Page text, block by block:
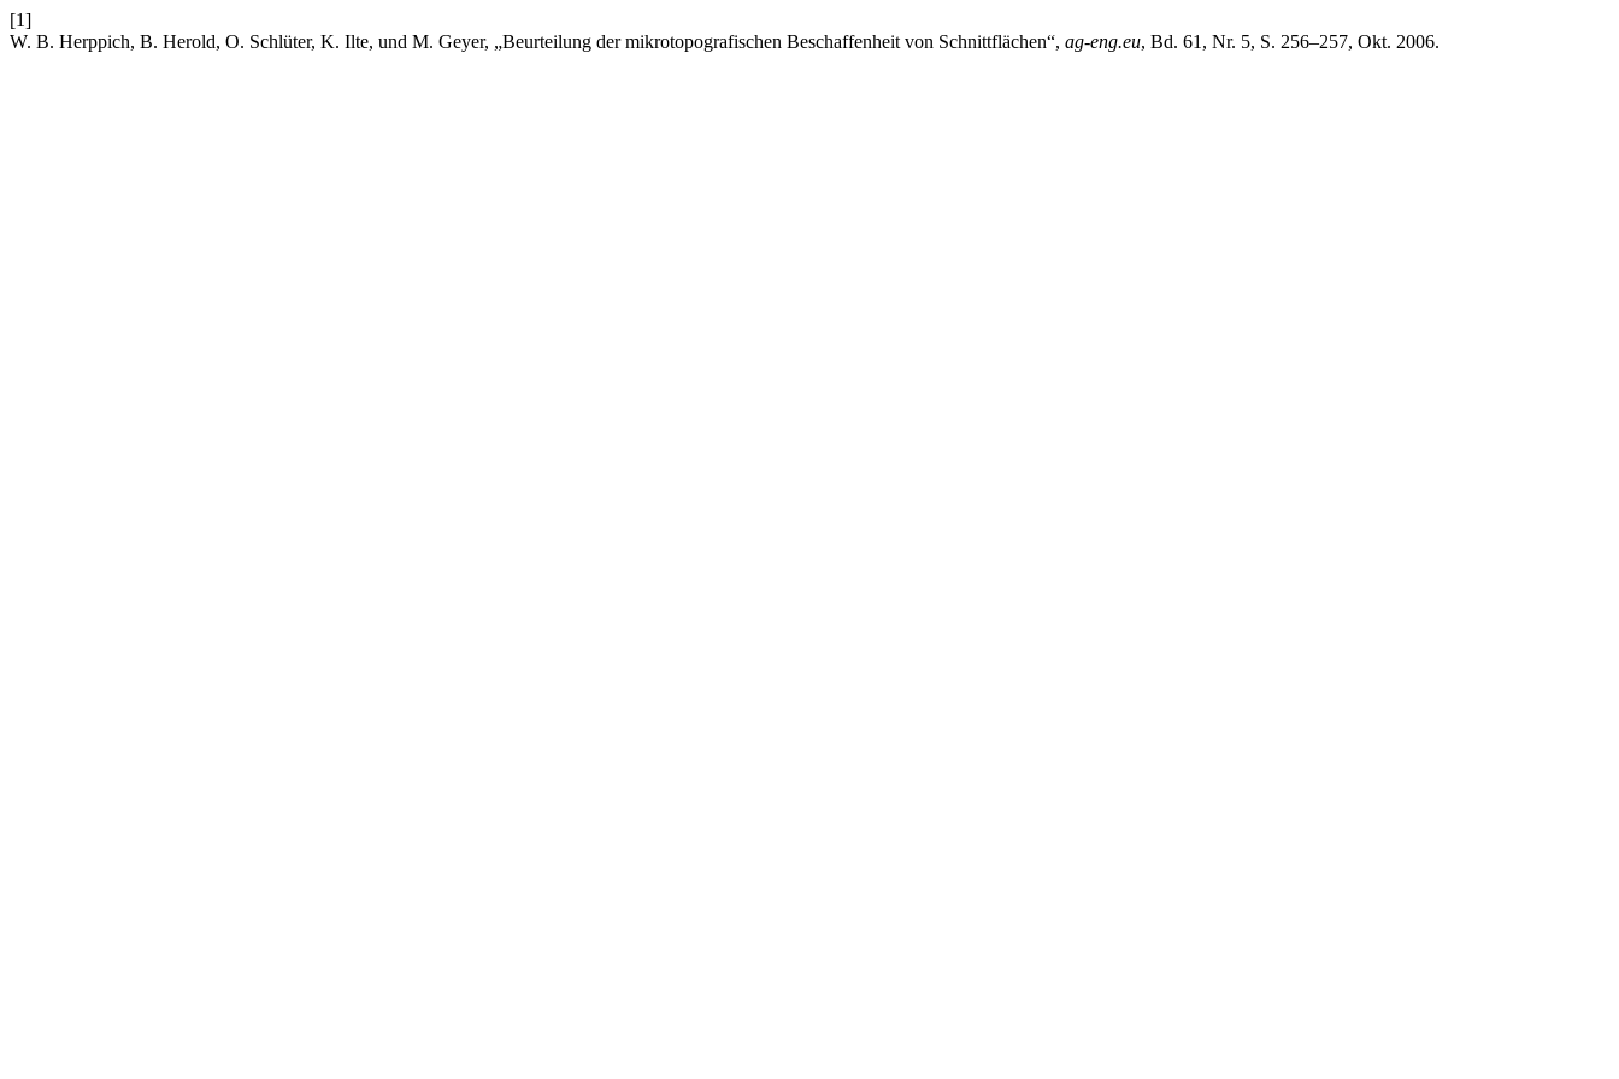
[1]
W. B. Herppich, B. Herold, O. Schlüter, K. Ilte, und M. Geyer, „Beurteilung der mikrotopografischen Beschaffenheit von Schnittflächen“, ag-eng.eu, Bd. 61, Nr. 5, S. 256–257, Okt. 2006.